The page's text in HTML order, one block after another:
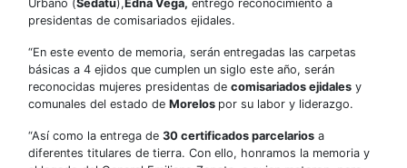
Urbano (Sedatu),Edna Vega, entregó reconocimiento a
presidentas de comisariados ejidales.
“En este evento de memoria, serán entregadas las carpetas
básicas a 4 ejidos que cumplen un siglo este año, serán
reconocidas mujeres presidentas de comisariados ejidales y
comunales del estado de Morelos por su labor y liderazgo.
“Así como la entrega de 30 certificados parcelarios a
diferentes titulares de tierra. Con ello, honramos la memoria y